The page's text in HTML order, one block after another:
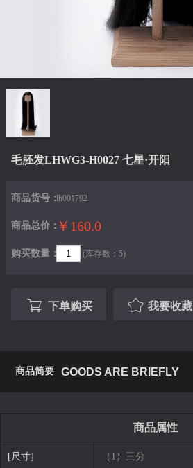
毛胚发LHWG3-H0027 七星·开阳
商品货号：lh001792
商品总价： ￥160.0
购买数量： (库存数：5)
下单购买 我要收藏
商品简要 GOODS ARE BRIEFLY
商品属性
[尺寸] （1）三分